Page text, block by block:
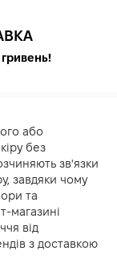
або
без
зв'язки
завдяки чому
та
магазині
від
з доставкою